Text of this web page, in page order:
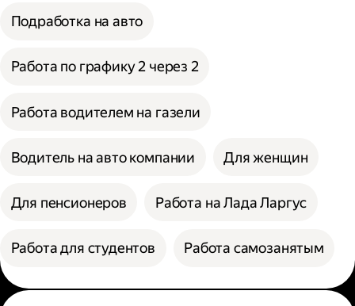
Подработка на авто
Работа по графику 2 через 2
Работа водителем на газели
Водитель на авто компании Для женщин
Для пенсионеров Работа на Лада Ларгус
Работа для студентов Работа самозанятым